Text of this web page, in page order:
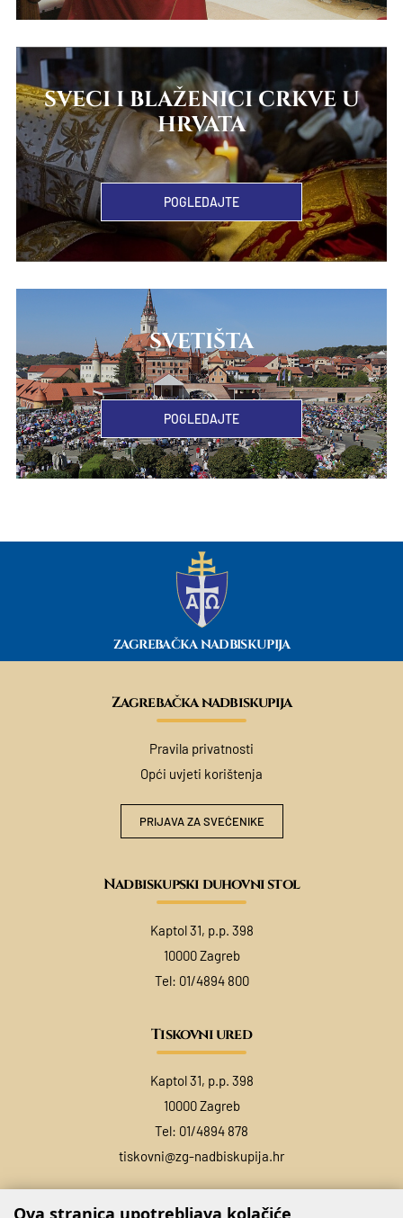
SVECI I BLAŽENICI CRKVE U
HRVATA
POGLEDAJTE
SVETIŠTA
POGLEDAJTE
ZAGREBAČKA NADBISKUPIJA
Zagrebačka nadbiskupija
Pravila privatnosti
Opći uvjeti korištenja
PRIJAVA ZA SVEĆENIKE
Nadbiskupski duhovni stol
Kaptol 31, p.p. 398
10000 Zagreb
Tel: 01/4894 800
Tiskovni ured
Kaptol 31, p.p. 398
10000 Zagreb
Tel: 01/4894 878
tiskovni@zg-nadbiskupija.hr
Ova stranica upotrebljava kolačiće